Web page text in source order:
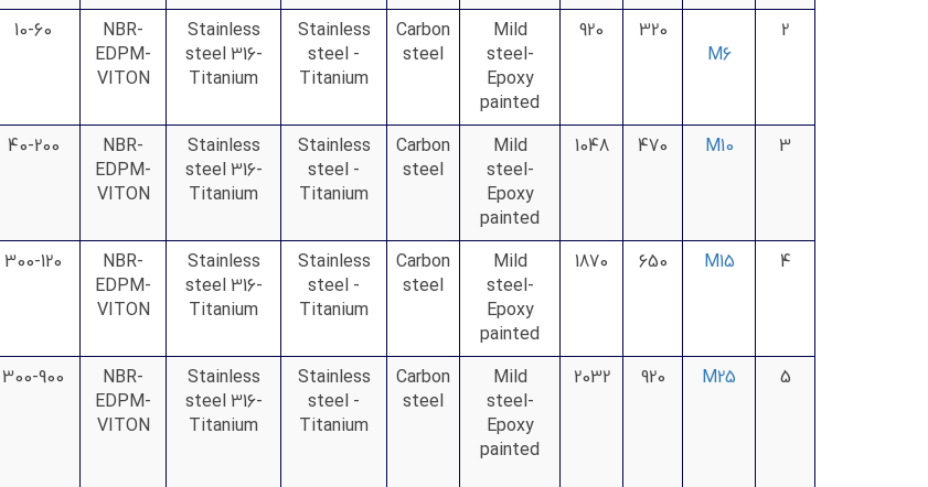
2
M6
320
920
Mild
steel-
Epoxy
painted
Carbon
steel
Stainless
steel -
Titanium
Stainless
steel 316-
Titanium
NBR-
EDPM-
VITON
10-60
3
M10
470
1048
Mild
steel-
Epoxy
painted
Carbon
steel
Stainless
steel -
Titanium
Stainless
steel 316-
Titanium
NBR-
EDPM-
VITON
40-200
4
M15
650
1870
Mild
steel-
Epoxy
painted
Carbon
steel
Stainless
steel -
Titanium
Stainless
steel 316-
Titanium
NBR-
EDPM-
VITON
300-120
5
M25
920
2032
Mild
steel-
Epoxy
painted
Carbon
steel
Stainless
steel -
Titanium
Stainless
steel 316-
Titanium
NBR-
EDPM-
VITON
300-900